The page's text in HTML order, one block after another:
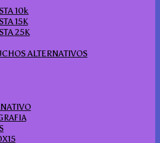
10k
15K
25K
ALTERNATIVOS